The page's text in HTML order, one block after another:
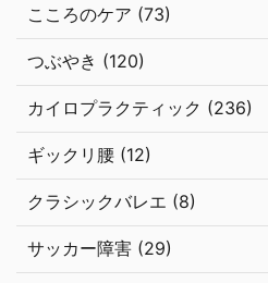
こころのケア (73)
つぶやき (120)
カイロプラクティック (236)
ギックリ腰 (12)
クラシックバレエ (8)
サッカー障害 (29)